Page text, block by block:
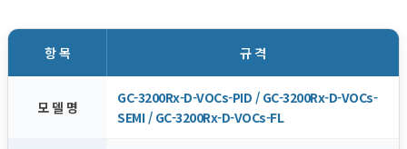
항 목 규 격
모 델 명
GC-3200Rx-D-VOCs-PID / GC-3200Rx-D-VOCs-
SEMI / GC-3200Rx-D-VOCs-FL